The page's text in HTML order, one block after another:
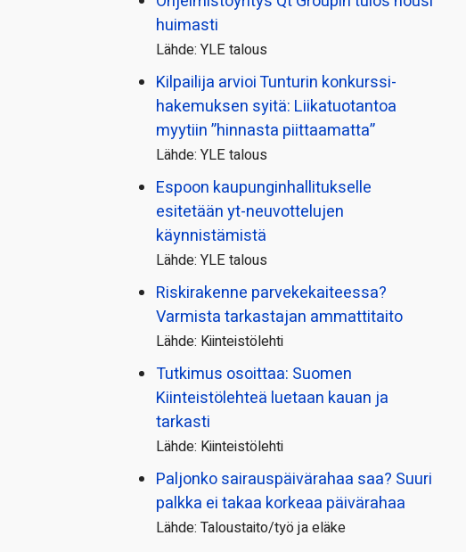
huimasti
Lähde: YLE talous
Kilpailija arvioi Tunturin konkurssi­
hakemuksen syitä: Liikatuotantoa
myytiin ”hinnasta piittaamatta”
Lähde: YLE talous
Espoon kaupungin­hallitukselle
esitetään yt-neuvottelujen
käynnistämistä
Lähde: YLE talous
Riskirakenne parvekekaiteessa?
Varmista tarkastajan ammattitaito
Lähde: Kiinteistölehti
Tutkimus osoittaa: Suomen
Kiinteistölehteä luetaan kauan ja
tarkasti
Lähde: Kiinteistölehti
Paljonko sairauspäivä­rahaa saa? Suuri
palkka ei takaa korkeaa päivärahaa
Lähde: Taloustaito/työ ja eläke